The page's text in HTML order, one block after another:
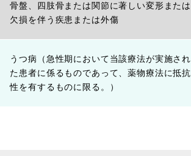
骨盤、四肢骨または関節に著しい変形または
欠損を伴う疾患または外傷
うつ病（急性期において当該療法が実施され
た患者に係るものであって、薬物療法に抵抗
性を有するものに限る。）